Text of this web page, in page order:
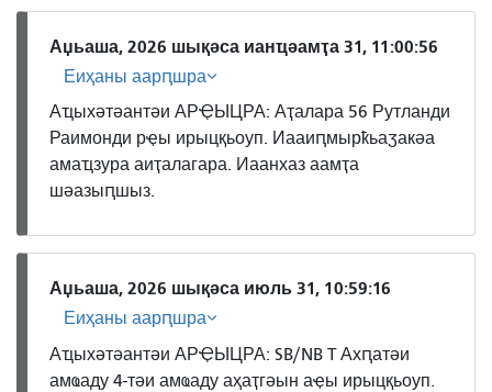
Аџьаша, 2026 шықәса ианҵәамҭа 31, 11:00:56
Еиҳаны аарԥшра
Аҵыхәтәантәи АРҾЫЦРА: Аҭалара 56 Рутланди
Раимонди рҿы ирыцқьоуп. Иааиԥмырҟьаӡакәа
амаҵзура аиҭалагара. Иаанхаз аамҭа
шәазыԥшыз.
Аџьаша, 2026 шықәса июль 31, 10:59:16
Еиҳаны аарԥшра
Аҵыхәтәантәи АРҾЫЦРА: SB/NB T Ахԥатәи
амҩаду 4-тәи амҩаду аҳаҭгәын аҿы ирыцқьоуп.